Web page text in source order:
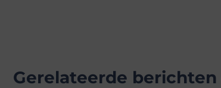
Gerelateerde berichten